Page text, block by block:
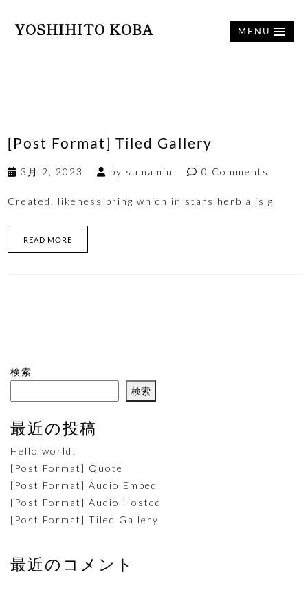
MENU
YOSHIHITO KOBA
[Post Format] Tiled Gallery
3月 2, 2023 by sumamin 0 Comments
Created, likeness bring which in stars herb a is g
READ MORE
検索
検索
最近の投稿
Hello world!
[Post Format] Quote
[Post Format] Audio Embed
[Post Format] Audio Hosted
[Post Format] Tiled Gallery
最近のコメント